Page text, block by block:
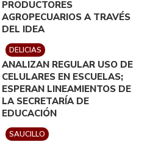
PRODUCTORES
AGROPECUARIOS A TRAVÉS
DEL IDEA
DELICIAS
ANALIZAN REGULAR USO DE
CELULARES EN ESCUELAS;
ESPERAN LINEAMIENTOS DE
LA SECRETARÍA DE
EDUCACIÓN
SAUCILLO